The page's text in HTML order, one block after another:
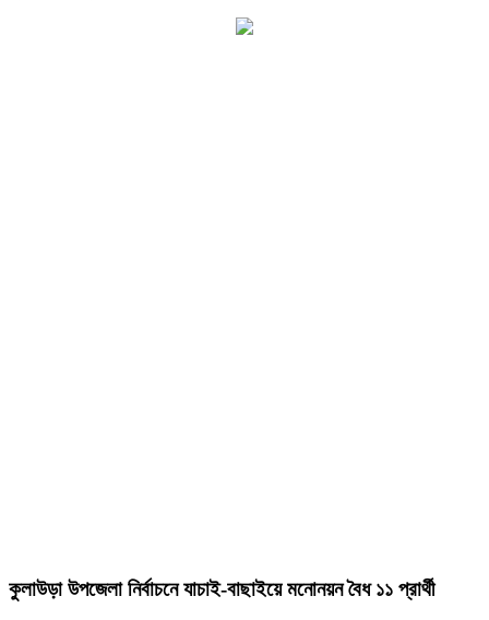
কুলাউড়া উপজেলা নির্বাচনে যাচাই-বাছাইয়ে মনোনয়ন বৈধ ১১ প্রার্থী